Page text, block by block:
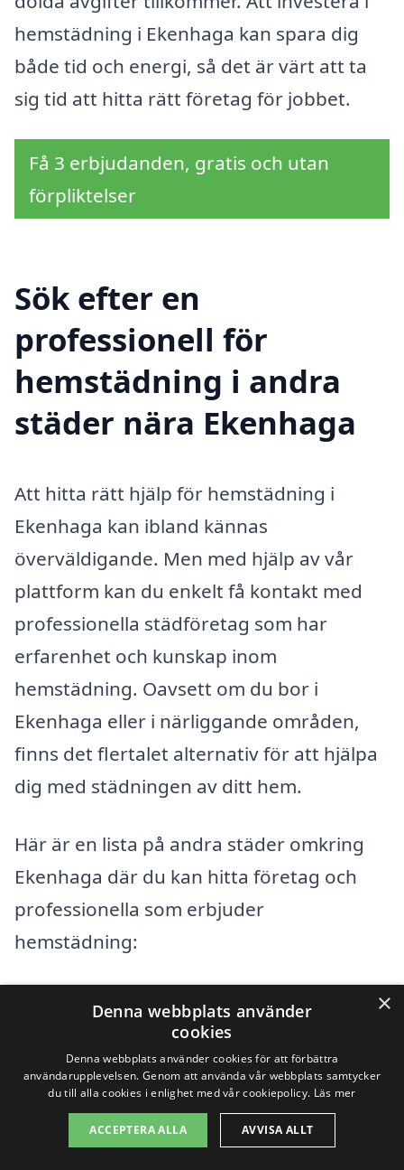
hemstädning i Ekenhaga kan spara dig
både tid och energi, så det är värt att ta
sig tid att hitta rätt företag för jobbet.
Få 3 erbjudanden, gratis och utan
förpliktelser
Sök efter en
professionell för
hemstädning i andra
städer nära Ekenhaga
Att hitta rätt hjälp för hemstädning i
Ekenhaga kan ibland kännas
överväldigande. Men med hjälp av vår
plattform kan du enkelt få kontakt med
professionella städföretag som har
erfarenhet och kunskap inom
hemstädning. Oavsett om du bor i
Ekenhaga eller i närliggande områden,
finns det flertalet alternativ för att hjälpa
dig med städningen av ditt hem.
Här är en lista på andra städer omkring
Ekenhaga där du kan hitta företag och
professionella som erbjuder
hemstädning:
Hillerstorp
Forsheda
×
Denna webbplats använder
cookies
Denna webbplats använder cookies för att förbättra
användarupplevelsen. Genom att använda vår webbplats samtycker
du till alla cookies i enlighet med vår cookiepolicy. Läs mer
ACCEPTERA ALLA AVVISA ALLT